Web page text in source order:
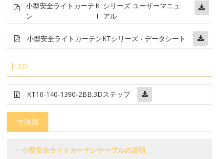
小型安全ライトカーテ
ン
K
T
シリーズ ユーザーマニュ
アル
小型安全ライトカーテンKTシリーズ - データシート
3D
KT10-140-1390-2BB.3Dステップ
寸法図
小型安全ライトカーテンケーブルの説明